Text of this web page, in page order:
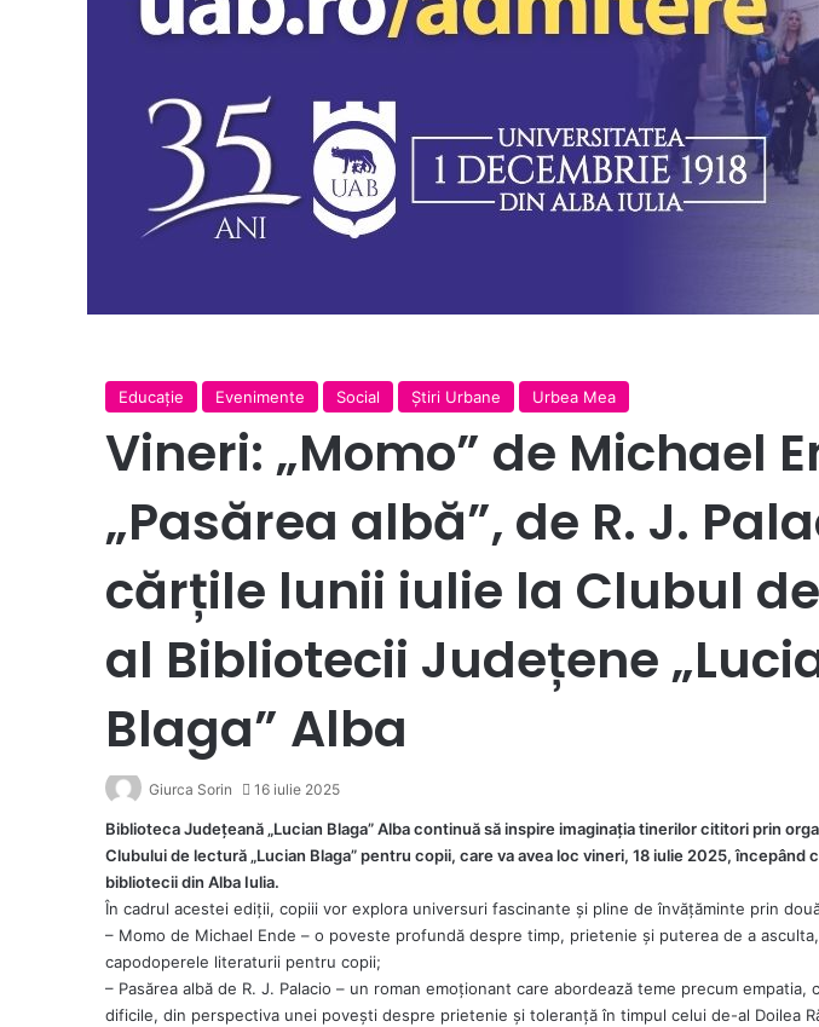
Educație Evenimente Social Ştiri Urbane Urbea Mea
Vineri: „Momo” de Michael
„Pasărea albă”, de R. J.
cărțile lunii iulie la Clubul
al Bibliotecii Județene
Blaga” Alba
Giurca Sorin 16 iulie 2025
Biblioteca Județeană „Lucian Blaga” Alba continuă să inspire imaginația tinerilor cititori prin
Clubului de lectură „Lucian Blaga” pentru copii, care va avea loc vineri, 18 iulie 2025, începând
bibliotecii din Alba Iulia.
În cadrul acestei ediții, copiii vor explora universuri fascinante și pline de învățăminte prin
– Momo de Michael Ende – o poveste profundă despre timp, prietenie și puterea de a
capodoperele literaturii pentru copii;
– Pasărea albă de R. J. Palacio – un roman emoționant care abordează teme precum empatia,
dificile, din perspectiva unei povești despre prietenie și toleranță în timpul celui de-al Doilea